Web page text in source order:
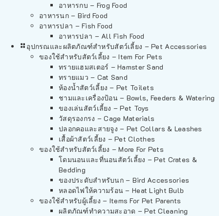
อาหารกบ – Frog Food
อาหารนก – Bird Food
อาหารปลา – Fish Food
อาหารปลา – All Fish Food
อุปกรณและผลิตภัณฑ์สำหรับสัตว์เลี้ยง – Pet Accessories
ของใช้สำหรับสัตว์เลี้ยง – Item For Pets
ทรายแฮมสเตอร์ – Hamster Sand
ทรายแมว – Cat Sand
ห้องน้ำสัตว์เลี้ยง – Pet Toilets
ชามและเครื่องป้อน – Bowls, Feeders & Watering
ของเล่นสัตว์เลี้ยง – Pet Toys
วัสดุรองกรง – Cage Materials
ปลอกคอและสายจูง – Pet Collars & Leashes
เสื้อผ้าสัตว์เลี้ยง – Pet Clothes
ของใช้สำหรับสัตว์เลี้ยง – More For Pets
โดมนอนและที่นอนสัตว์เลี้ยง – Pet Crates &
Bedding
ของประดับสำหรับนก – Bird Accessories
หลอดไฟให้ความร้อน – Heat Light Bulb
ของใช้สำหรับผู้เลี้ยง – Items For Pet Parents
ผลิตภัณฑ์ทำความสะอาด – Pet Cleaning